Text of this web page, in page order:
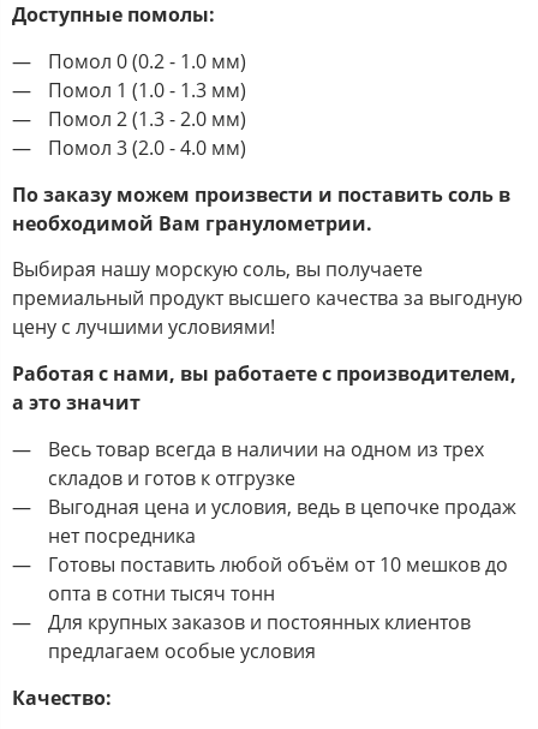
Доступные помолы:
Помол 0 (0.2 - 1.0 мм)
Помол 1 (1.0 - 1.3 мм)
Помол 2 (1.3 - 2.0 мм)
Помол 3 (2.0 - 4.0 мм)
По заказу можем произвести и поставить соль в
необходимой Вам гранулометрии.
Выбирая нашу морскую соль, вы получаете
премиальный продукт высшего качества за выгодную
цену с лучшими условиями!
Работая с нами, вы работаете с производителем,
а это значит
Весь товар всегда в наличии на одном из трех
складов и готов к отгрузке
Выгодная цена и условия, ведь в цепочке продаж
нет посредника
Готовы поставить любой объём от 10 мешков до
опта в сотни тысяч тонн
Для крупных заказов и постоянных клиентов
предлагаем особые условия
Качество: